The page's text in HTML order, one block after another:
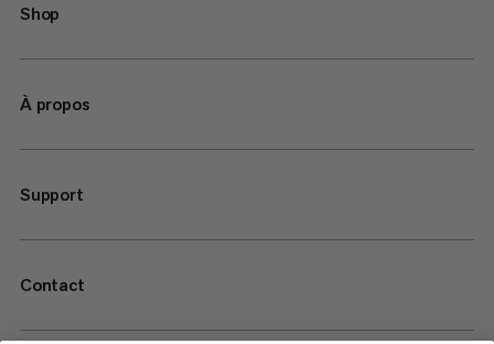
Shop
À propos
Support
Contact